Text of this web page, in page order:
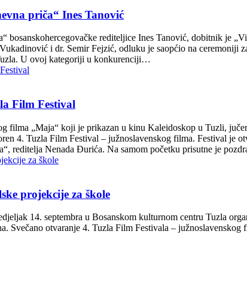
priča“ Ines Tanović
bosanskohercegovačke rediteljice Ines Tanović, dobitnik je
i dr. Semir Fejzić, odluku je saopćio na ceremoniji
U ovoj kategoriji u konkurenciji…
Film Festival
filma „Maja“ koji je prikazan u kinu Kaleidoskop u Tuzli,
4. Tuzla Film Festival – južnoslavenskog filma. Festival je
reditelja Nenada Đurića. Na samom početku prisutne je
projekcije za škole
14. septembra u Bosanskom kulturnom centru Tuzla
Svečano otvaranje 4. Tuzla Film Festivala – južnoslavenskog